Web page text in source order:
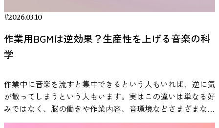
軸」と呼ばれるストレス反応システムです。この仕組みによ
ってコルチゾールなどのストレス関連ホルモンが分泌され、
心拍数の上昇や緊張などの反応が引き起こされます。 音楽
は、このようなストレス反応に関係する心理生物学的システ
ムに影響を与える可能性がある刺激として研究されていま
の回復過程に違いが見られることが報告されており、音楽が
ストレス管理の補助的な手段として注目されています。 参
考：Thoma, M. V., La Marca, R., Brönnimann, R., Finkel, L.,
Ehlert, U., & Nater, U. M. (2013). The effect of music on the
#2026.03.10
作業用BGMは逆効果？生産性を上げる音楽の科
学
作業中に音楽を流すと集中できるという人もいれば、逆に気
が散ってしまうという人もいます。実はこの違いは単なる好
みではなく、脳の働きや作業内容、音環境などさまざまな要
因と関係している可能性があります。 本記事では、研究論